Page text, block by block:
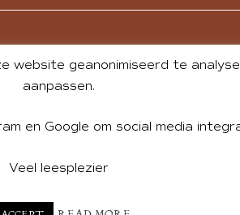
WEBSITE DESIGN BY
website geanonimiseerd te
aanpassen.
en Google om social media
Veel leesplezier